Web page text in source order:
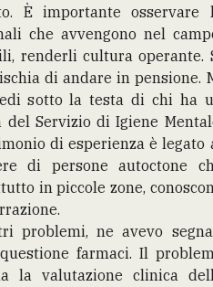
È importante osservare
che avvengono nel
renderli cultura operante.
di andare in pensione.
sotto la testa di chi ha
Servizio di Igiene
di esperienza è legato
di persone autoctone
in piccole zone,
problemi, ne avevo
farmaci. Il
la valutazione clinica